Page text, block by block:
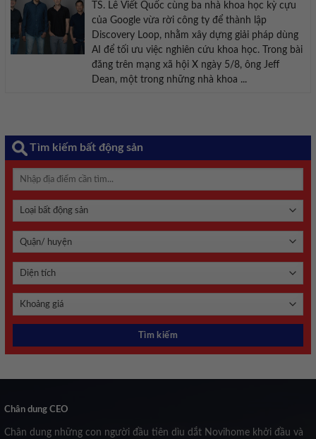
TS. Lê Viết Quốc cùng ba nhà khoa học kỳ cựu
của Google vừa rời công ty để thành lập
Discovery Loop, nhằm xây dựng giải pháp dùng
AI để tối ưu việc nghiên cứu khoa học. Trong bài
đăng trên mạng xã hội X ngày 5/8, ông Jeff
Dean, một trong những nhà khoa ...
Tìm kiếm bất động sản
Chân dung CEO
Chân dung những con người đầu tiên dìu dắt Novihome khởi đầu và